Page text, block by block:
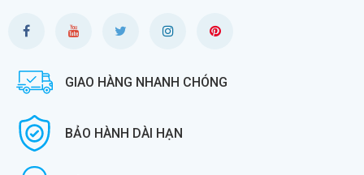
GIAO HÀNG NHANH CHÓNG
BẢO HÀNH DÀI HẠN